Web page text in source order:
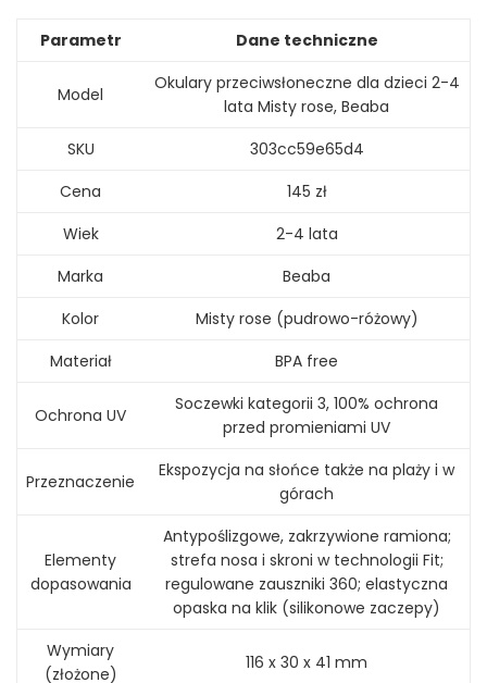
Parametr Dane techniczne
Model
Okulary przeciwsłoneczne dla dzieci 2-4
lata Misty rose, Beaba
SKU
303cc59e65d4
Cena
145 zł
Wiek
2-4 lata
Marka
Beaba
Kolor
Misty rose (pudrowo-różowy)
Materiał
BPA free
Ochrona UV
Soczewki kategorii 3, 100% ochrona
przed promieniami UV
Przeznaczenie
Ekspozycja na słońce także na plaży i w
górach
Elementy
dopasowania
Antypoślizgowe, zakrzywione ramiona;
strefa nosa i skroni w technologii Fit;
regulowane zauszniki 360; elastyczna
opaska na klik (silikonowe zaczepy)
Wymiary
(złożone)
116 x 30 x 41 mm